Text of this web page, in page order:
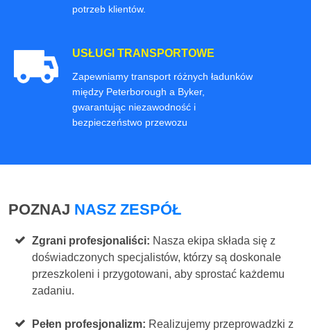
potrzeb klientów.
USŁUGI TRANSPORTOWE
Zapewniamy transport różnych ładunków
między Peterborough a Byker,
gwarantując niezawodność i
bezpieczeństwo przewozu
POZNAJ NASZ ZESPÓŁ
Zgrani profesjonaliści: Nasza ekipa składa się z
doświadczonych specjalistów, którzy są doskonale
przeszkoleni i przygotowani, aby sprostać każdemu
zadaniu.
Pełen profesjonalizm: Realizujemy przeprowadzki z